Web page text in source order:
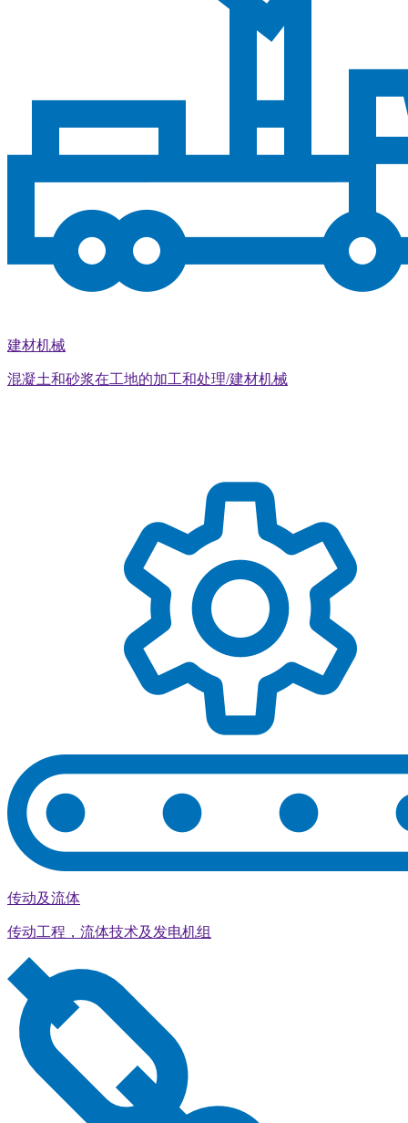
建材机械
混凝土和砂浆在工地的加工和处理/建材机械
传动及流体
传动工程，流体技术及发电机组